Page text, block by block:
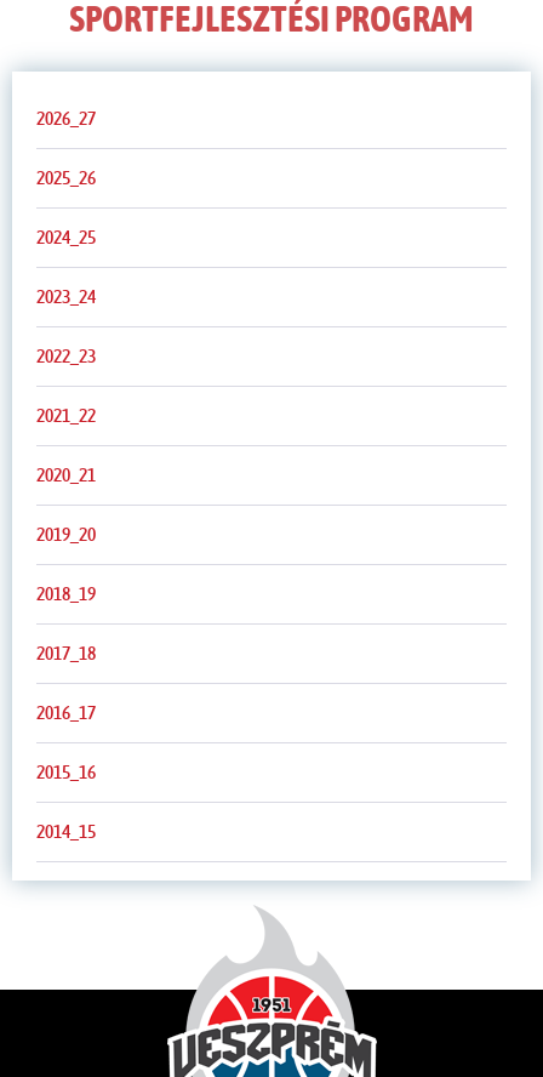
SPORTFEJLESZTÉSI PROGRAM
2026_27
2025_26
2024_25
2023_24
2022_23
2021_22
2020_21
2019_20
2018_19
2017_18
2016_17
2015_16
2014_15